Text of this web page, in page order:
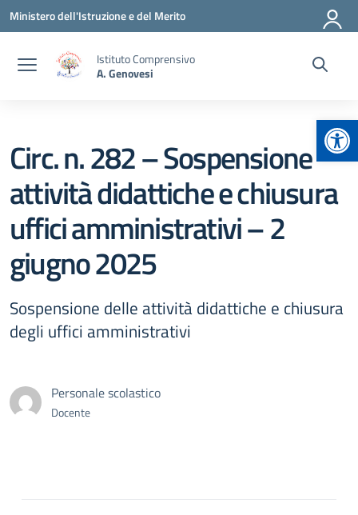
Vai ai contenuti
Vai al menu di navigazione
Vai al footer
Ministero dell'Istruzione e del Merito
Istituto Comprensivo
A. Genovesi
Circ. n. 282 – Sospensione
attività didattiche e chiusura
uffici amministrativi – 2
giugno 2025
Sospensione delle attività didattiche e chiusura
degli uffici amministrativi
Personale scolastico
Docente